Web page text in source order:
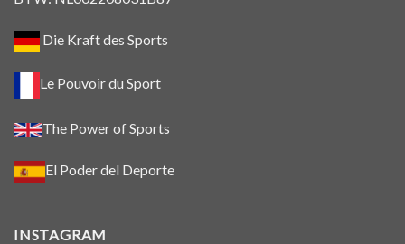
Die Kraft des Sports
Le Pouvoir du Sport
The Power of Sports
El Poder del Deporte
INSTAGRAM